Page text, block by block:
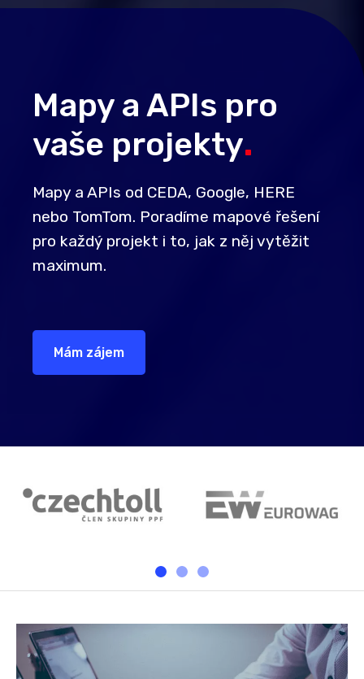
Mapy a APIs pro
vaše projekty.
Mapy a APIs od CEDA, Google, HERE
nebo TomTom. Poradíme mapové řešení
pro každý projekt i to, jak z něj vytěžit
maximum.
Mám zájem